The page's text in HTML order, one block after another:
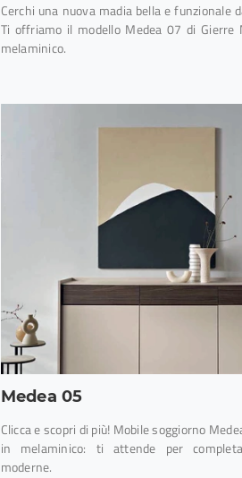
Cerchi una nuova madia bella e funzionale
Ti offriamo il modello Medea 07 di Gierre
melaminico.
Medea 05
Clicca e scopri di più! Mobile soggiorno
in melaminico: ti attende per
moderne.